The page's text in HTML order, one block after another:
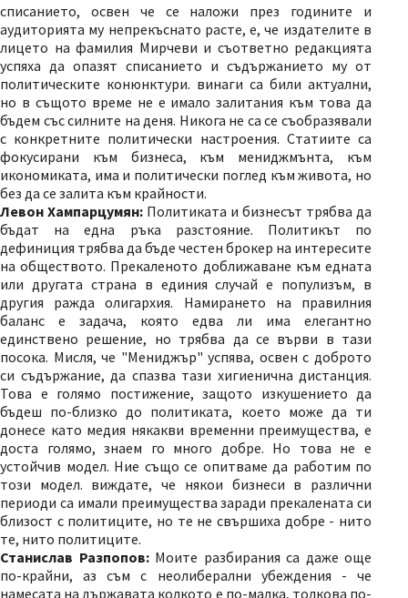
списанието, освен че се наложи през годините и
аудиторията му непрекъснато расте, е, че издателите в
лицето на фамилия Мирчеви и съответно редакцията
успяха да опазят списанието и съдържанието му от
политическите конюнктури. винаги са били актуални,
но в същото време не е имало залитания към това да
бъдем със силните на деня. Никога не са се съобразявали
с конкретните политически настроения. Статиите са
фокусирани към бизнеса, към мениджмънта, към
икономиката, има и политически поглед към живота, но
без да се залита към крайности.
Левон Хампарцумян: Политиката и бизнесът трябва да
бъдат на една ръка разстояние. Политикът по
дефиниция трябва да бъде честен брокер на интересите
на обществото. Прекаленото доближаване към едната
или другата страна в единия случай е популизъм, в
другия ражда олигархия. Намирането на правилния
баланс е задача, която едва ли има елегантно
единствено решение, но трябва да се върви в тази
посока. Мисля, че "Мениджър" успява, освен с доброто
си съдържание, да спазва тази хигиенична дистанция.
Това е голямо постижение, защото изкушението да
бъдеш по-близко до политиката, което може да ти
донесе като медия някакви временни преимущества, е
доста голямо, знаем го много добре. Но това не е
устойчив модел. Ние също се опитваме да работим по
този модел. виждате, че някои бизнеси в различни
периоди са имали преимущества заради прекалената си
близост с политиците, но те не свършиха добре - нито
те, нито политиците.
Станислав Разпопов: Моите разбирания са даже още
по-крайни, аз съм с неолиберални убеждения - че
намесата на държавата колкото е по-малка, толкова по-